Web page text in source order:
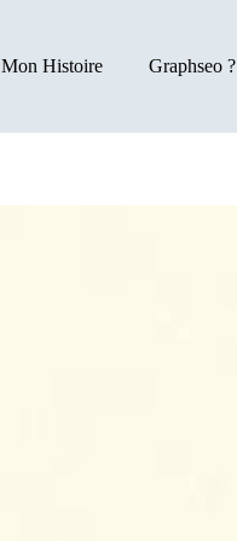
Mon Histoire Graphseo ?